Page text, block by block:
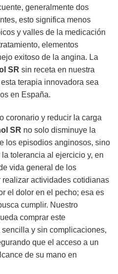
generalmente dos
esto significa menos
y valles de la medicación
elementos
exitoso de la angina. La
SR sin receta en nuestra
terapia innovadora sea
en España.
coronario y reducir la carga
SR no solo disminuye la
los episodios anginosos, sino
tolerancia al ejercicio y, en
vida general de los
actividades cotidianas
el dolor en el pecho; esa es
cumplir. Nuestro
comprar este
y sin complicaciones,
que el acceso a un
de su mano en